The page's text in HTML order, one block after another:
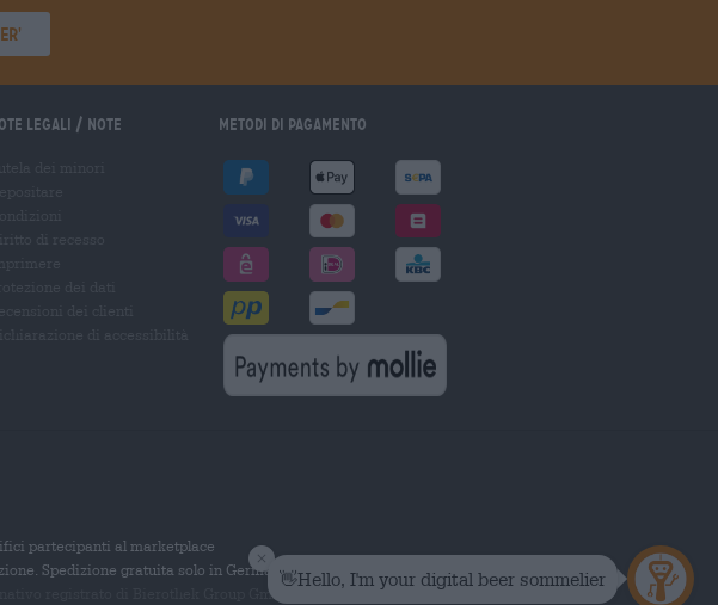
legali / Note Metodi di pagamento
partecipanti al marketplace
Spedizione gratuita solo in Germania.
registrato di Bierothek Group GmbH. Tutti i diritti riservati.